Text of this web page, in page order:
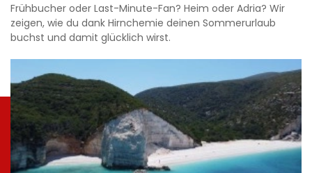
Frühbucher oder Last-Minute-Fan? Heim oder Adria? Wir
zeigen, wie du dank Hirnchemie deinen Sommerurlaub
buchst und damit glücklich wirst.